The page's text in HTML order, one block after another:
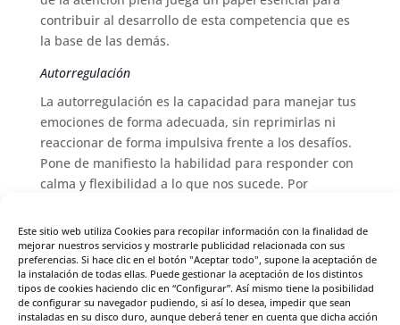
Este sitio web utiliza Cookies para recopilar información con la finalidad de
mejorar nuestros servicios y mostrarle publicidad relacionada con sus
preferencias. Si hace clic en el botón "Aceptar todo", supone la aceptación de
la instalación de todas ellas. Puede gestionar la aceptación de los distintos
tipos de cookies haciendo clic en “Configurar”. Así mismo tiene la posibilidad
de configurar su navegador pudiendo, si así lo desea, impedir que sean
instaladas en su disco duro, aunque deberá tener en cuenta que dicha acción
contribuir al desarrollo de esta competencia que es
la base de las demás.
Autorregulación
La autorregulación es la capacidad para manejar tus
emociones de forma adecuada, sin reprimirlas ni
reaccionar de forma impulsiva frente a los desafíos.
Pone de manifiesto la habilidad para responder con
calma y flexibilidad a lo que nos sucede. Por
una emoción para que no interfiera de forma
negativa en el bienestar emocional, en la toma de
una decisión o en la relación con otra persona.
Automotivación